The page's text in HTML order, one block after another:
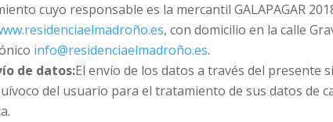
cuyo responsable es la mercantil GALAPAGAR
, con domicilio en la calle
info@residenciaelmadroño.es.
de datos:El envío de los datos a través del presente
del usuario para el tratamiento de sus datos de